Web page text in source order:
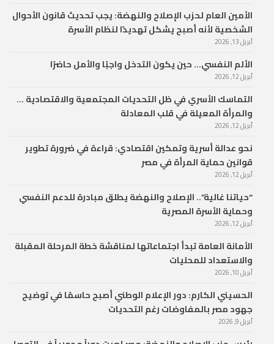
الأمين العام لحزب الإصلاح والنهضة: يجب تحديث قانون الأحوال
الشخصية لأنه أصبح يشكل تهديدًا لنظام الأسرة
أبريل 13, 2026
الألم النفسي… حين يكون التدخل واجبًا والأمل حاضرًا
أبريل 12, 2026
التماسك الأسري في ظل التحديات المجتمعية والاقتصادية …
والمرأة المعيلة في قلب المعادلة
أبريل 12, 2026
نحو عدالة أسرية وتمكين اقتصادي: قراءة في ضرورة تطوير
قوانين حماية المرأة في مصر
أبريل 12, 2026
“حياتنا غالية”.. الإصلاح والنهضة يطلق مبادرة للدعم النفسي
وحماية الأسرة المصرية
أبريل 12, 2026
الأمانة العامة تبدأ اجتماعاتها لمناقشة خطة المرحلة المقبلة
والاستعداد للمحليات
أبريل 10, 2026
الحسيني الكارم: دور الإعلام الوطني أصبح حاسمًا في توضيح
جهود مصر بالمفاوضات رغم التحديات
أبريل 9, 2026